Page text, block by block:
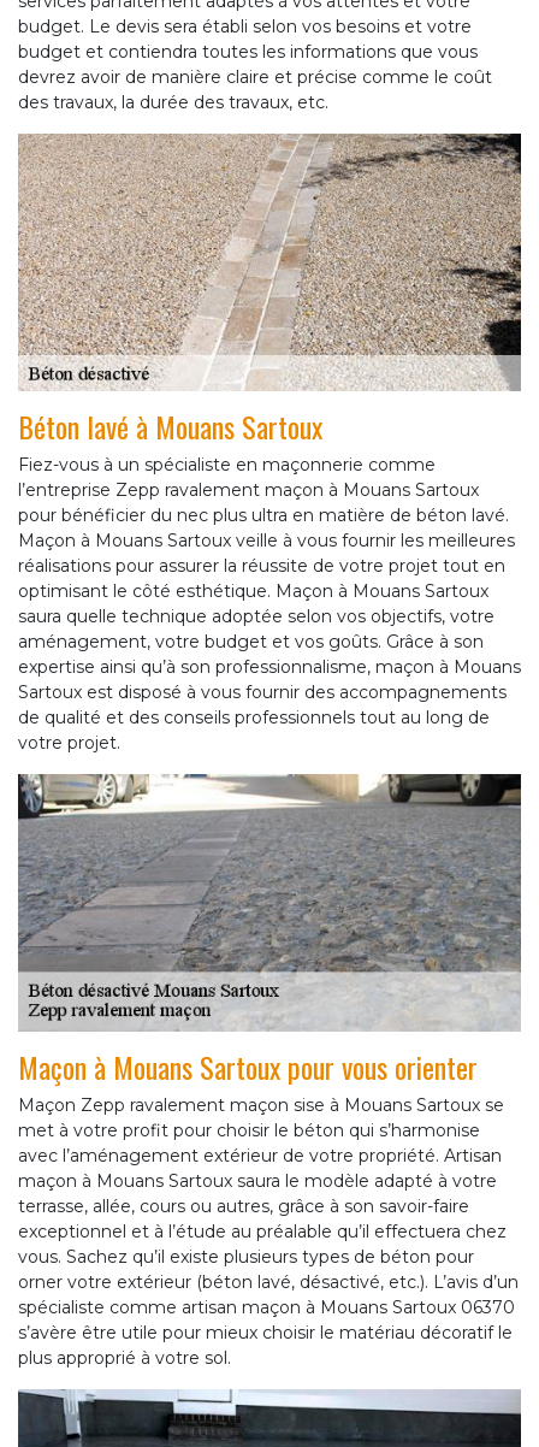
budget. Le devis sera établi selon vos besoins et votre
budget et contiendra toutes les informations que vous
devrez avoir de manière claire et précise comme le coût
des travaux, la durée des travaux, etc.
Béton lavé à Mouans Sartoux
Fiez-vous à un spécialiste en maçonnerie comme
l’entreprise Zepp ravalement maçon à Mouans Sartoux
pour bénéficier du nec plus ultra en matière de béton lavé.
Maçon à Mouans Sartoux veille à vous fournir les meilleures
réalisations pour assurer la réussite de votre projet tout en
optimisant le côté esthétique. Maçon à Mouans Sartoux
saura quelle technique adoptée selon vos objectifs, votre
aménagement, votre budget et vos goûts. Grâce à son
expertise ainsi qu’à son professionnalisme, maçon à Mouans
Sartoux est disposé à vous fournir des accompagnements
de qualité et des conseils professionnels tout au long de
votre projet.
Maçon à Mouans Sartoux pour vous orienter
Maçon Zepp ravalement maçon sise à Mouans Sartoux se
met à votre profit pour choisir le béton qui s’harmonise
avec l’aménagement extérieur de votre propriété. Artisan
maçon à Mouans Sartoux saura le modèle adapté à votre
terrasse, allée, cours ou autres, grâce à son savoir-faire
exceptionnel et à l’étude au préalable qu’il effectuera chez
vous. Sachez qu’il existe plusieurs types de béton pour
orner votre extérieur (béton lavé, désactivé, etc.). L’avis d’un
spécialiste comme artisan maçon à Mouans Sartoux 06370
s’avère être utile pour mieux choisir le matériau décoratif le
plus approprié à votre sol.